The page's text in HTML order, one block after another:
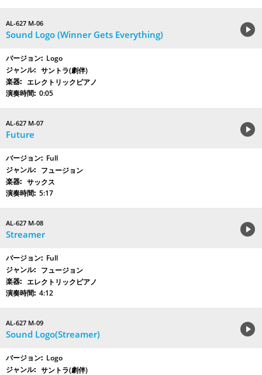
AL-627 M-06
Sound Logo (Winner Gets Everything)
Logo
サントラ(劇伴)
エレクトリックピアノ
0:05
AL-627 M-07
Future
Full
フュージョン
サックス
5:17
AL-627 M-08
Streamer
Full
フュージョン
エレクトリックピアノ
4:12
AL-627 M-09
Sound Logo(Streamer)
Logo
サントラ(劇伴)